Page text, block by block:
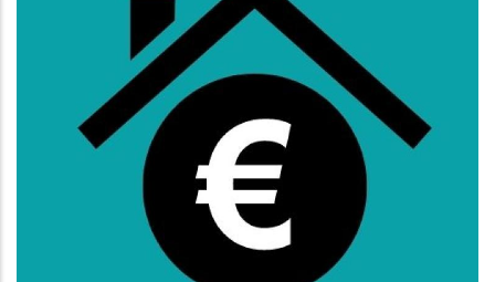
Subvencions Per Al Pagament Del
Lloguer Per A Persones Que
Tinguin De 36 A 64 Anys
Habitatge,S. socials